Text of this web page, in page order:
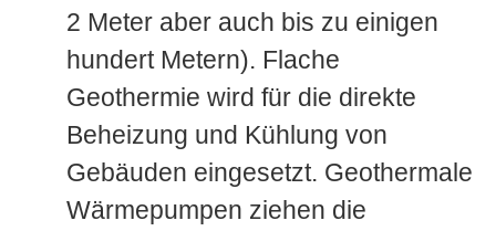
2 Meter aber auch bis zu einigen
hundert Metern). Flache
Geothermie wird für die direkte
Beheizung und Kühlung von
Gebäuden eingesetzt. Geothermale
Wärmepumpen ziehen die